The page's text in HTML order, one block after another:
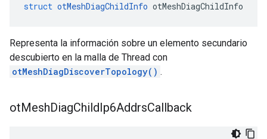
struct otMeshDiagChildInfo otMeshDiagChildInfo
Representa la información sobre un elemento secundario
descubierto en la malla de Thread con
otMeshDiagDiscoverTopology() .
otMeshDiagChildIp6AddrsCallback